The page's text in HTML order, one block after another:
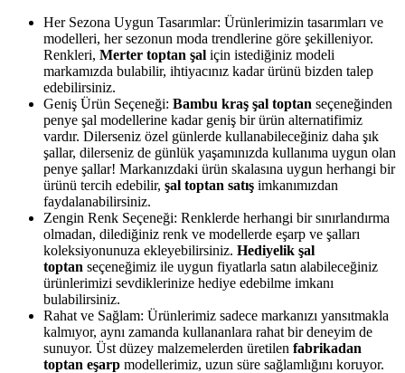
Her Sezona Uygun Tasarımlar: Ürünlerimizin tasarımları ve
modelleri, her sezonun moda trendlerine göre şekilleniyor.
Renkleri, Merter toptan şal için istediğiniz modeli
markamızda bulabilir, ihtiyacınız kadar ürünü bizden talep
edebilirsiniz.
Geniş Ürün Seçeneği: Bambu kraş şal toptan seçeneğinden
penye şal modellerine kadar geniş bir ürün alternatifimiz
vardır. Dilerseniz özel günlerde kullanabileceğiniz daha şık
şallar, dilerseniz de günlük yaşamınızda kullanıma uygun olan
penye şallar! Markanızdaki ürün skalasına uygun herhangi bir
ürünü tercih edebilir, şal toptan satış imkanımızdan
faydalanabilirsiniz.
Zengin Renk Seçeneği: Renklerde herhangi bir sınırlandırma
olmadan, dilediğiniz renk ve modellerde eşarp ve şalları
koleksiyonunuza ekleyebilirsiniz. Hediyelik şal
toptan seçeneğimiz ile uygun fiyatlarla satın alabileceğiniz
ürünlerimizi sevdiklerinize hediye edebilme imkanı
bulabilirsiniz.
Rahat ve Sağlam: Ürünlerimiz sadece markanızı yansıtmakla
kalmıyor, aynı zamanda kullananlara rahat bir deneyim de
sunuyor. Üst düzey malzemelerden üretilen fabrikadan
toptan eşarp modellerimiz, uzun süre sağlamlığını koruyor.